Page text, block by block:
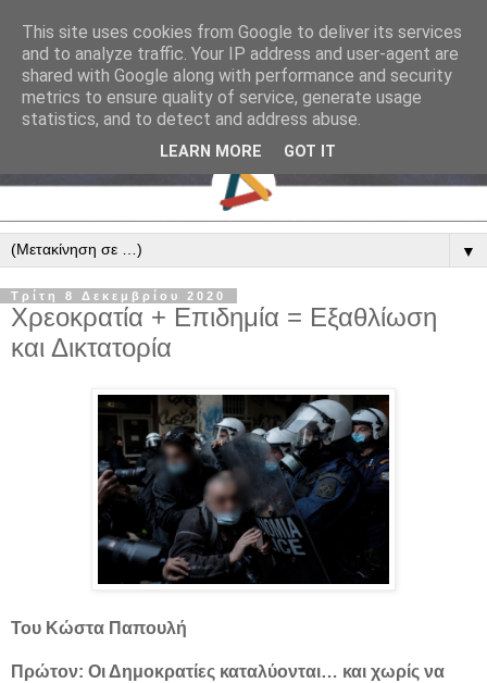
▼
Τρίτη 8 Δεκεμβρίου 2020
Χρεοκρατία + Επιδημία = Εξαθλίωση
και Δικτατορία
Του Κώστα Παπουλή
Πρώτον: Οι Δημοκρατίες καταλύονται… και χωρίς να
This site uses cookies from Google to deliver its services
and to analyze traffic. Your IP address and user-agent are
shared with Google along with performance and security
metrics to ensure quality of service, generate usage
statistics, and to detect and address abuse.
LEARN MORE GOT IT